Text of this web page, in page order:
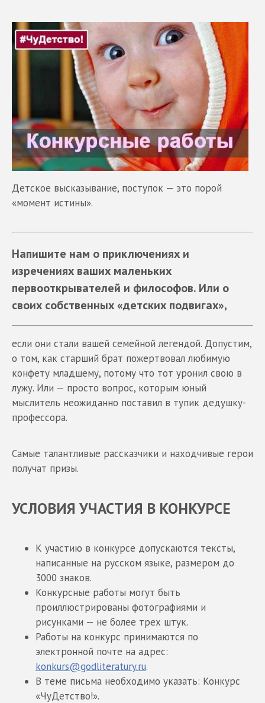
Детское высказывание, поступок — это порой
«момент истины».
Напишите нам о приключениях и
изречениях ваших маленьких
первооткрывателей и философов. Или о
своих собственных «детских подвигах»,
если они стали вашей семейной легендой. Допустим,
о том, как старший брат пожертвовал любимую
конфету младшему, потому что тот уронил свою в
лужу. Или — просто вопрос, которым юный
мыслитель неожиданно поставил в тупик дедушку-
профессора.
Самые талантливые рассказчики и находчивые герои
получат призы.
УСЛОВИЯ УЧАСТИЯ В КОНКУРСЕ
К участию в конкурсе допускаются тексты,
написанные на русском языке, размером до
3000 знаков.
Конкурсные работы могут быть
проиллюстрированы фотографиями и
рисунками — не более трех штук.
Работы на конкурс принимаются по
электронной почте на адрес:
konkurs@godliteratury.ru.
В теме письма необходимо указать: Конкурс
«ЧуДетство!».